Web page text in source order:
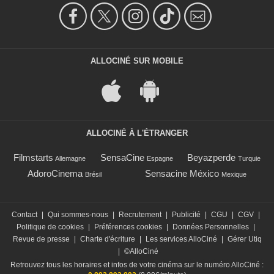
ALLOCINÉ SUR MOBILE
ALLOCINÉ À L'ÉTRANGER
Filmstarts Allemagne SensaCine Espagne Beyazperde Turquie
AdoroCinema Brésil Sensacine México Mexique
Contact Qui sommes-nous Recrutement Publicité CGU CGV
Politique de cookies
Préférences cookies Données Personnelles
Revue de presse
Charte d'écriture Les services AlloCiné
Gérer Utiq
©AlloCiné
Retrouvez tous les horaires et infos de votre cinéma sur le numéro AlloCiné :